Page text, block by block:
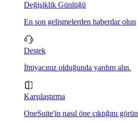
Değişiklik Günlüğü
En son gelişmelerden haberdar olun
Destek
İhtiyacınız olduğunda yardım alın.
Karşılaştırma
OneSuite'in nasıl öne çıktığını görün